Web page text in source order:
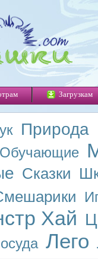
Загрузкам
Природа
Обучающие
Сказки
Хай
Лего